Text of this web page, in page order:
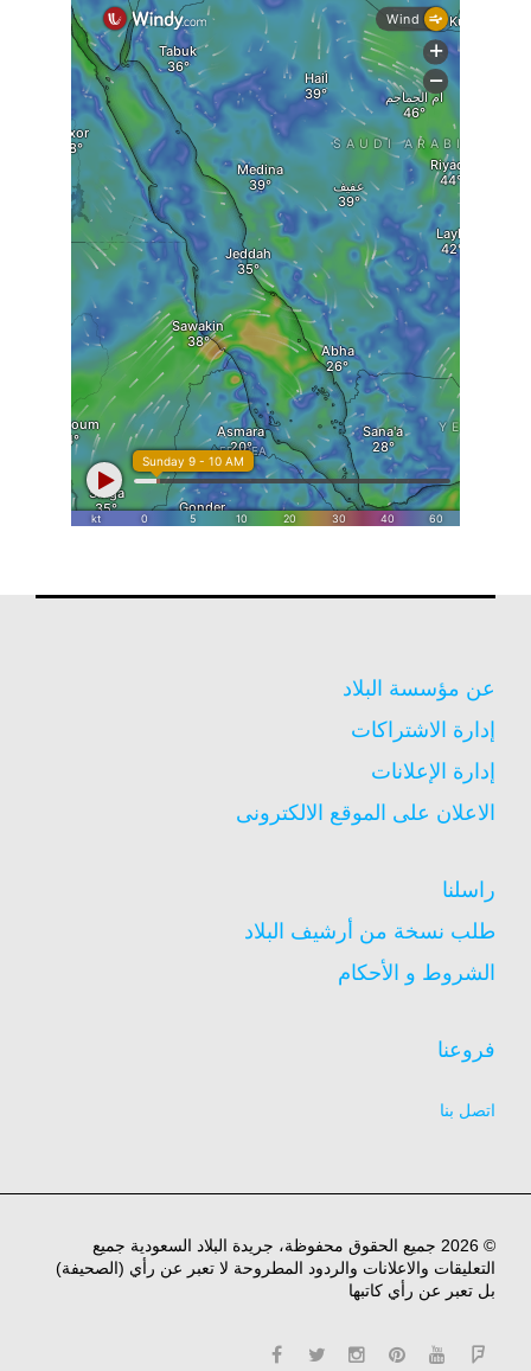
عن مؤسسة البلاد
إدارة الاشتراكات
إدارة الإعلانات
الاعلان على الموقع الالكترونى
راسلنا
طلب نسخة من أرشيف البلاد
الشروط و الأحكام
فروعنا
اتصل بنا
© 2026 جميع الحقوق محفوظة، جريدة البلاد السعودية جميع
التعليقات والاعلانات والردود المطروحة لا تعبر عن رأي (الصحيفة)
بل تعبر عن رأي كاتبها